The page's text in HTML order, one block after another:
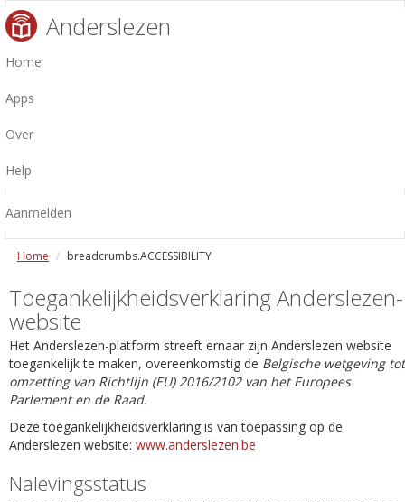
Anderslezen
Home
Apps
Over
Help
Aanmelden
Home breadcrumbs.ACCESSIBILITY
Toegankelijkheidsverklaring Anderslezen-
website
Het Anderslezen-platform streeft ernaar zijn Anderslezen website
toegankelijk te maken, overeenkomstig de Belgische wetgeving tot
omzetting van Richtlijn (EU) 2016/2102 van het Europees
Parlement en de Raad.
Deze toegankelijkheidsverklaring is van toepassing op de
Anderslezen website: www.anderslezen.be
Nalevingsstatus